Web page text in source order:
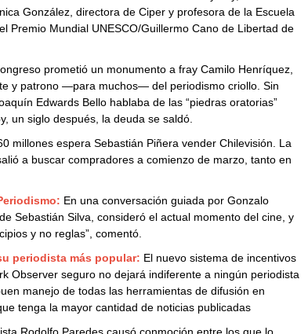
González, directora de Ciper y profesora de la Escuela
Premio Mundial UNESCO/Guillermo Cano de Libertad de
prometió un monumento a fray Camilo Henríquez,
y patrono —para muchos— del periodismo criollo. Sin
Edwards Bello hablaba de las “piedras oratorias”
un siglo después, la deuda se saldó.
millones espera Sebastián Piñera vender Chilevisión. La
a buscar compradores a comienzo de marzo, tanto en
En una conversación guiada por Gonzalo
Sebastián Silva, consideró el actual momento del cine, y
y no reglas”, comentó.
periodista más popular: El nuevo sistema de incentivos
Observer seguro no dejará indiferente a ningún periodista
manejo de todas las herramientas de difusión en
tenga la mayor cantidad de noticias publicadas